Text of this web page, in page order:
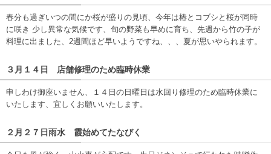
春分も過ぎいつの間にか桜が盛りの見頃、今年は椿とコブシと桜が同時
に咲き 少し異常な気候です、旬の野菜も早めに育ち、先週から竹の子が
料理に出ました、2週間ほど早いようですね、、、夏が思いやられます。
３月１４日 店舗修理のため臨時休業
申しわけ御座いません、１４日の日曜日は水回り修理のため臨時休業に
いたします、宜しくお願いいたします。
２月２７日雨水 霞始めてたなびく